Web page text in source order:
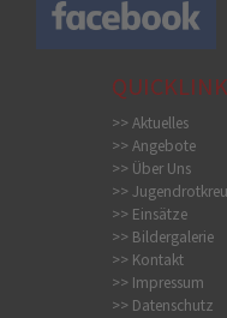
>> Aktuelles
>> Angebote
>> Über Uns
>>
>> Einsätze
>> Bildergalerie
>> Kontakt
>> Impressum
>> Datenschutz